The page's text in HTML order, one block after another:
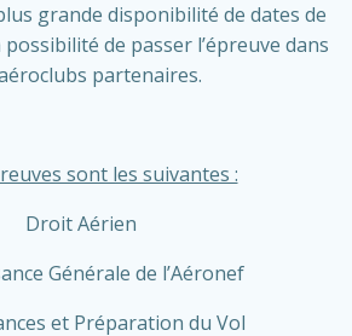
grande disponibilité de dates de
de passer l’épreuve dans
partenaires.
sont les suivantes :
Droit Aérien
Générale de l’Aéronef
et Préparation du Vol